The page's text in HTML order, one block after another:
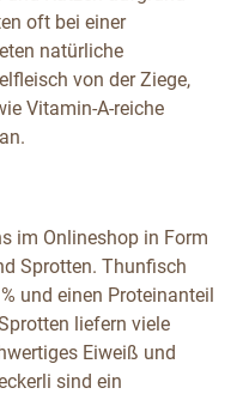
oft bei einer
natürliche
von der Ziege,
Vitamin-A-reiche
im Onlineshop in Form
Sprotten. Thunfisch
und einen Proteinanteil
liefern viele
Eiweiß und
sind ein